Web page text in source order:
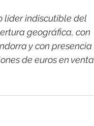
líder indiscutible del
geográfica, con
y con presencia
de euros en venta